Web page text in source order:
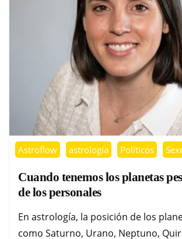
Astroflow astrología Políticos
Cuando tenemos los planetas
de los personales
En astrología, la posición de los
como Saturno, Urano, Neptuno,